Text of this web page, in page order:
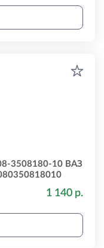
3508180-10 ВАЗ
1 140 р.